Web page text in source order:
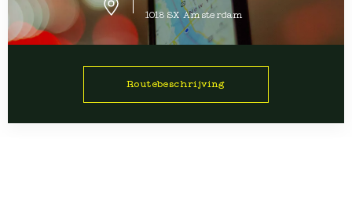
1018 SX Amsterdam
Routebeschrijving